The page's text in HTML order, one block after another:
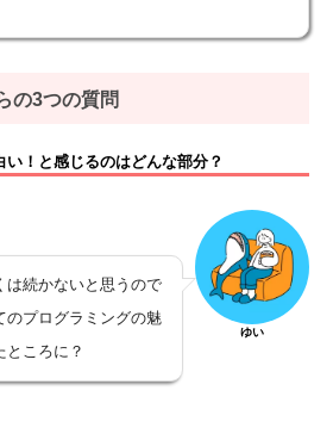
の3つの質問
！と感じるのはどんな部分？
は続かないと思うので
のプログラミングの魅
ところに？
ゆい